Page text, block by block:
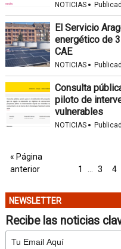
NOTICIAS ·
El Servicio
energético de
CAE
NOTICIAS ·
Consulta
piloto de
vulnerables
NOTICIAS ·
« Página
anterior
1 3 4
NEWSLETTER
Recibe las noticias